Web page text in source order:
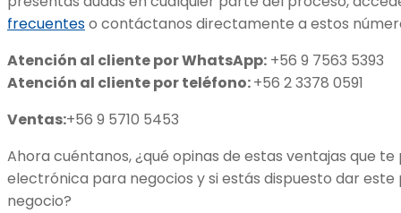
frecuenteso contáctanos directamente a estos
Atención al cliente por WhatsApp: +56 9 7563 5393
Atención al cliente por teléfono:+56 2 3378 0591
Ventas:+56 9 5710 5453
Ahora cuéntanos, ¿qué opinas de estas ventajas que
electrónica para negocios y si estás dispuesto dar
negocio?